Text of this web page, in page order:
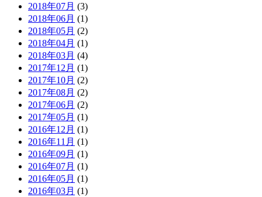
2018年07月 (3)
2018年06月 (1)
2018年05月 (2)
2018年04月 (1)
2018年03月 (4)
2017年12月 (1)
2017年10月 (2)
2017年08月 (2)
2017年06月 (2)
2017年05月 (1)
2016年12月 (1)
2016年11月 (1)
2016年09月 (1)
2016年07月 (1)
2016年05月 (1)
2016年03月 (1)